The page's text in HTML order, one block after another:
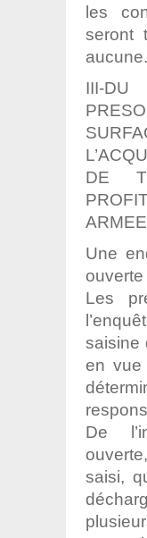
les
seront
aucune.
III-
DE
Une
Les
saisine
en vue
De
saisi,